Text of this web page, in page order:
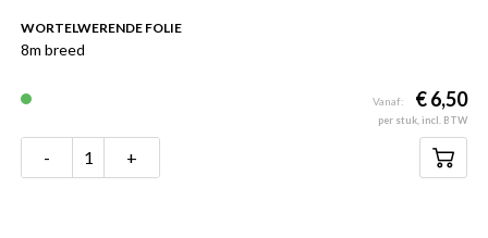
WORTELWERENDE FOLIE
8m breed
Vanaf: € 6,50
per stuk, incl. BTW
- +